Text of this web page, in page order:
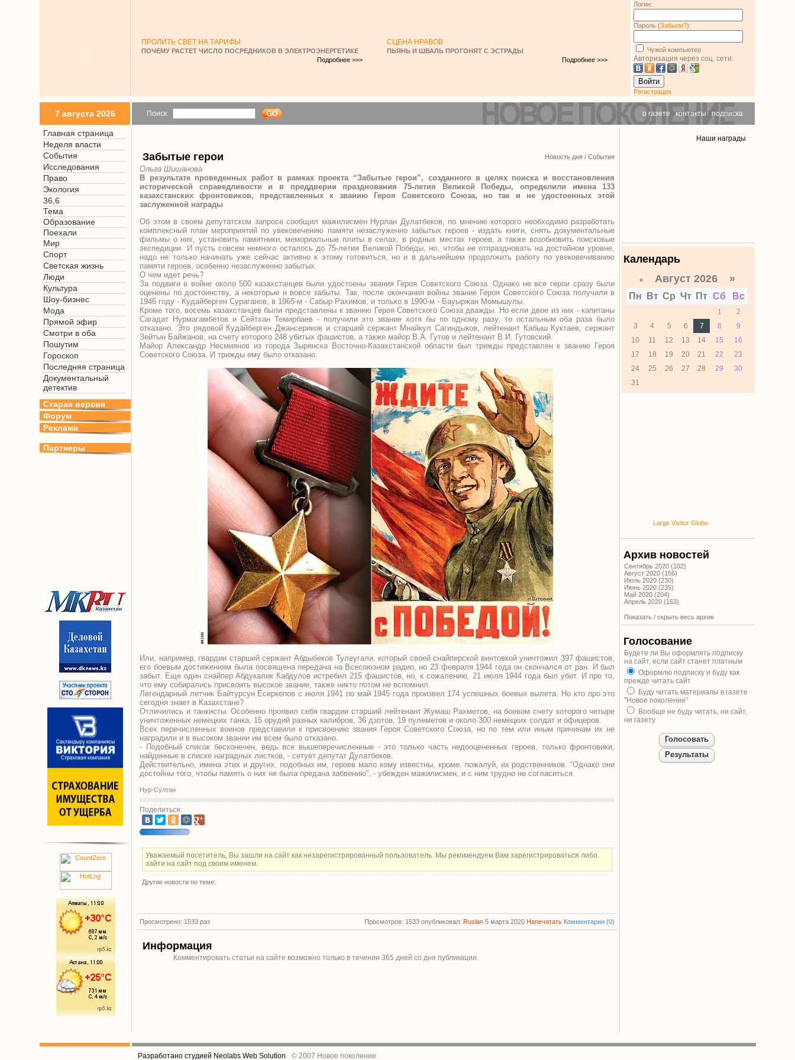
ПРОЛИТЬ СВЕТ НА ТАРИФЫ
ПОЧЕМУ РАСТЕТ ЧИСЛО ПОСРЕДНИКОВ В ЭЛЕКТРОЭНЕРГЕТИКЕ
Подробнее >>>
СЦЕНА НРАВОВ
ПЬЯНЬ И ШВАЛЬ ПРОГОНЯТ С ЭСТРАДЫ
Подробнее >>>
Логин:
Пароль (Забыли?):
Чужой компьютер
Авторизация через соц. сети:
Войти
Регистрация
7 августа 2026 Поиск о газете |контакты| подписка
Главная страница
Неделя власти
События
Исследования
Право
Экология
36,6
Тема
Образование
Поехали
Мир
Спорт
Светская жизнь
Люди
Культура
Шоу-бизнес
Мода
Прямой эфир
Смотри в оба
Пошутим
Гороскоп
Последняя страница
Документальный
детектив
Старая версия
Форум
Реклама
Партнеры
Забытые герои Новость дня /События
Ольга Шишанова
В результате проведенных работ в рамках проекта “Забытые герои”, созданного в целях поиска и восстановления
исторической справедливости и в преддверии празднования75-летия Великой Победы, определили имена 133
казахстанских фронтовиков, представленных к званию Героя Советского Союза, но так и не удостоенных этой
заслуженной награды
Об этом в своем депутатском запросе сообщил мажилисмен Нурлан Дулатбеков, по мнению которого необходимо разработать
комплексный план мероприятий по увековечению памяти незаслуженно забытых героев - издать книги, снять документальные
фильмы о них, установить памятники, мемориальные плиты в селах, в родных местах героев, а также возобновить поисковые
экспедиции. И пусть совсем немного осталось до 75-летия Великой Победы, но, чтобы ее отпраздновать на достойном уровне,
надо не только начинать уже сейчас активно к этому готовиться, но и в дальнейшем продолжить работу по увековечиванию
памяти героев, особенно незаслуженно забытых.
О чем идет речь?
За подвиги в войне около 500 казахстанцев были удостоены звания Героя Советского Союза. Однако не все герои сразу были
оценены по достоинству, а некоторые и вовсе забыты. Так, после окончания войны звание Героя Советского Союза получили в
1946 году - Кудайберген Сураганов, в 1965-м - Сабыр Рахимов, и только в 1990-м - Бауыржан Момышулы.
Кроме того, восемь казахстанцев были представлены к званию Героя Советского Союза дважды. Но если двое из них - капитаны
Сагадат Нурмагамбетов и Сейтхан Темирбаев - получили это звание хотя бы по одному разу, то остальным оба раза было
отказано. Это рядовой Кудайберген Джансериков и старший сержант Мнайкул Сагиндыков, лейтенант Кабыш Куктаев, сержант
Зейтын Байжанов, на счету которого 248 убитых фашистов, а также майор В.А. Гутов и лейтенант В.И. Гутовский.
Майор Александр Несмиянов из города Зырянска Восточно-Казахстанской области был трижды представлен к званию Героя
Советского Союза. И трижды ему было отказано.
Или, например, гвардии старший сержант Абдыбеков Тулеугали, который своей снайперской винтовкой уничтожил 397 фашистов,
его боевым достижениям была посвящена передача на Всесоюзном радио, но 23 февраля 1944 года он скончался от ран. И был
забыт. Еще один снайпер Абдукалик Кабдулов истребил 215 фашистов, но, к сожалению, 21 июля 1944 года был убит. И про то,
что ему собирались присвоить высокое звание, также никто потом не вспомнил.
Легендарный летчик Байтурсун Есеркепов с июля 1941 по май 1945 года произвел 174 успешных боевых вылета. Но кто про это
сегодня знает в Казахстане?
Отличились и танкисты. Особенно проявил себя гвардии старший лейтенант Жумаш Рахметов, на боевом счету которого четыре
уничтоженных немецких танка, 15 орудий разных калибров, 36 дзотов, 19 пулеметов и около 300 немецких солдат и офицеров.
Всех перечисленных воинов представили к присвоению звания Героя Советского Союза, но по тем или иным причинам их не
наградили и в высоком звании им всем было отказано.
- Подобный список бесконечен, ведь все вышеперечисленные - это только часть недооцененных героев, только фронтовики,
найденные в списке наградных листков, - сетует депутат Дулатбеков.
Действительно, имена этих и других, подобных им, героев мало кому известны, кроме, пожалуй, их родственников. “Однако они
достойны того, чтобы память о них не была предана забвению”, - убежден мажилисмен, и с ним трудно не согласиться.
Нур-Султан
Поделиться:
Уважаемый посетитель, Вы зашли на сайт как незарегистрированный пользователь. Мы рекомендуем Вам зарегистрироваться либо
зайти на сайт под своим именем.
Другие новости по теме:
Просмотрено: 1533 раз Просмотров: 1533 опубликовал:Ruslan 5 марта 2020Напечатать Комментарии (0)
Информация
Комментировать статьи на сайте возможно только в течении365 дней со дня публикации.
Наши награды
Календарь
«Август 2026 »
Пн Вт Ср Чт Пт Сб Вс
1
2
3
4 5 6 7 8
9
10
11 12 13 14 15
16
17
18 19 20 21 22
23
24
25 26 27 28 29
30
31
Large Visitor Globe
Архив новостей
Сентябрь 2020 (102)
Август 2020 (156)
Июль 2020 (230)
Июнь 2020 (235)
Май 2020 (204)
Апрель 2020 (163)
Показать / скрыть весь архив
Голосование
Будете ли Вы оформлять подписку
на сайт, если сайт станет платным
Оформлю подписку и буду как
прежде читать сайт
Буду читать материалы в газете
"Новое поколение"
Вообще не буду читать, ни сайт,
ни газету
Разработано студией Neolabs Web Solution © 2007 Новое поколение